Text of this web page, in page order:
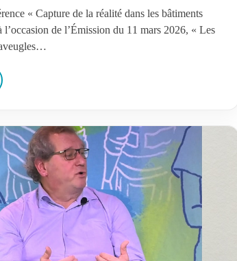
« Capture de la réalité dans les bâtiments
l’occasion de l’Émission du 11 mars 2026, « Les